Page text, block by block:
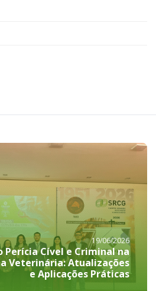
19/06/2026
Perícia Cível e Criminal na
Veterinária: Atualizações
e Aplicações Práticas